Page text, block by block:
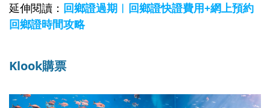
延伸閱讀： 回鄉證過期︱回鄉證快證費用+網上預約
回鄉證時間攻略
Klook購票